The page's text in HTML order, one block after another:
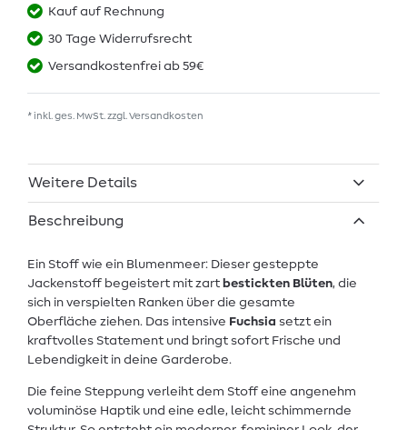
Kauf auf Rechnung
30 Tage Widerrufsrecht
Versandkostenfrei ab 59€
* inkl. ges. MwSt. zzgl. Versandkosten
Weitere Details
Beschreibung
Ein Stoff wie ein Blumenmeer: Dieser gesteppte
Jackenstoff begeistert mit zart bestickten Blüten, die
sich in verspielten Ranken über die gesamte
Oberfläche ziehen. Das intensive Fuchsia setzt ein
kraftvolles Statement und bringt sofort Frische und
Lebendigkeit in deine Garderobe.
Die feine Steppung verleiht dem Stoff eine angenehm
voluminöse Haptik und eine edle, leicht schimmernde